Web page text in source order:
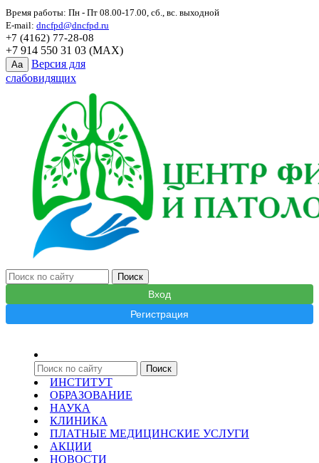
Время работы: Пн - Пт 08.00-17.00, сб., вс. выходной
E-mail: dncfpd@dncfpd.ru
+7 (4162) 77-28-08
+7 914 550 31 03 (MAX)
Aa
Версия для
слабовидящих
Вход
Регистрация
ИНСТИТУТ
ОБРАЗОВАНИЕ
НАУКА
КЛИНИКА
ПЛАТНЫЕ МЕДИЦИНСКИЕ УСЛУГИ
АКЦИИ
НОВОСТИ